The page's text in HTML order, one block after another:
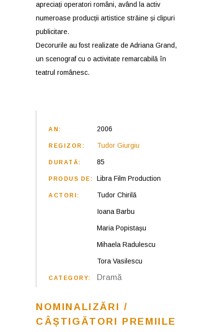
apreciați operatori români, având la activ
numeroase producții artistice străine și clipuri
publicitare.
Decorurile au fost realizate de Adriana Grand,
un scenograf cu o activitate remarcabilă în
teatrul românesc.
AN: 2006
REGIZOR: Tudor Giurgiu
DURATĂ: 85
PRODUS DE: Libra Film Production
ACTORI: Tudor Chirilă
Ioana Barbu
Maria Popistașu
Mihaela Radulescu
Tora Vasilescu
CATEGORY: Dramă
NOMINALIZĂRI /
CÂȘTIGĂTORI PREMIILE